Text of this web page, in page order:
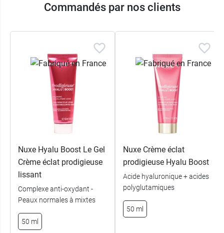
Commandés par nos clients
Nuxe Hyalu Boost Le Gel
Crème éclat prodigieuse
lissant
Complexe anti-oxydant -
Peaux normales à mixtes
50 ml
Nuxe Crème éclat
prodigieuse Hyalu Boost
Acide hyaluronique + acides
polyglutamiques
50 ml